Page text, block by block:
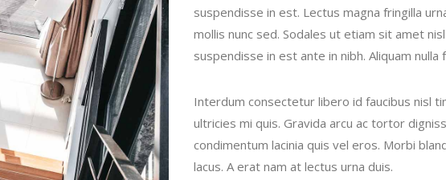
suspendisse in est. Lectus magna fringilla
mollis nunc sed. Sodales ut etiam sit amet
suspendisse in est ante in nibh. Aliquam nulla
Interdum consectetur libero id faucibus nisl
ultricies mi quis. Gravida arcu ac tortor
condimentum lacinia quis vel eros. Morbi
lacus. A erat nam at lectus urna duis.